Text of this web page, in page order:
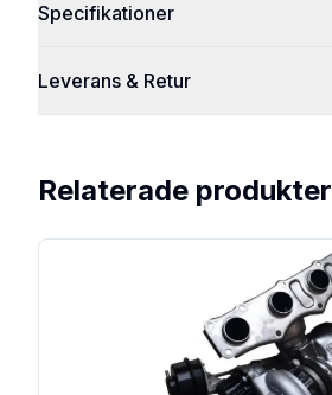
Specifikationer
Leverans & Retur
Relaterade produkter